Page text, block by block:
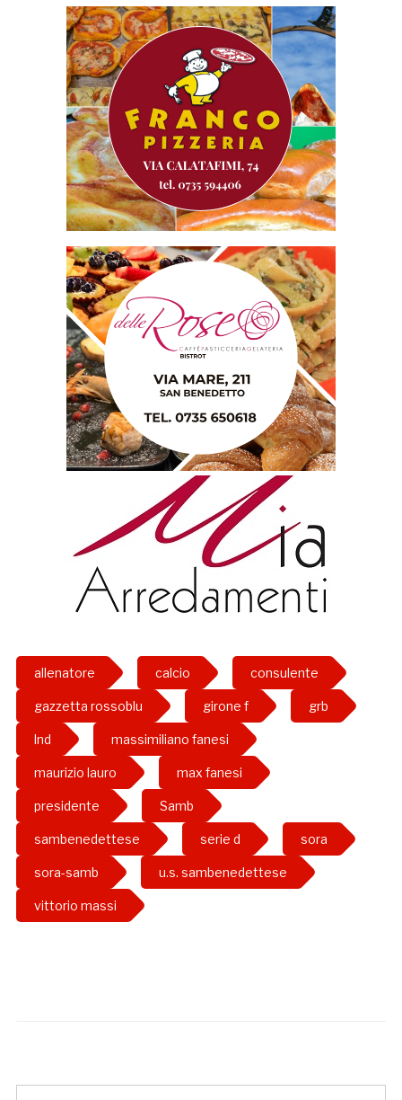
allenatore calcio consulente
gazzetta rossoblu girone f grb
lnd massimiliano fanesi
maurizio lauro max fanesi
presidente Samb
sambenedettese serie d sora
sora-samb u.s. sambenedettese
vittorio massi